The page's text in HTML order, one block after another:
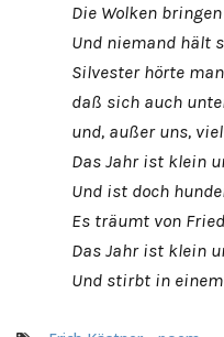
Die Wolken
Und niemand hält
Silvester hörte
daß sich auch
und, außer uns,
Das Jahr ist klein
Und ist doch
Es träumt von
Das Jahr ist klein
Und stirbt in